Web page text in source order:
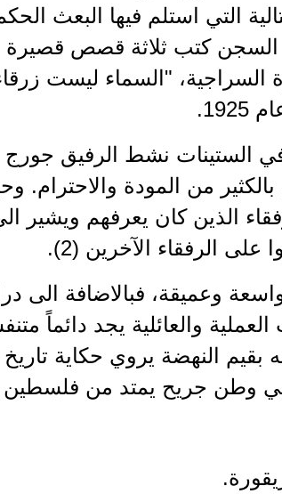
التالية التي استلم فيها
السجن كتب ثلاثة قصص قصيرة
"السماء ليست زرقاء"
الستينات نشط الرفيق جورج
الذين كان يعرفهم
على الرفقاء الآخرين (2).
واسعة وعميقة، فبالاضافة
والعائلية يجد دائماً
بقيم النهضة يروي حكاية
وطن جريح يمتد من فلسطين